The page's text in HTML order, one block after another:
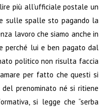
più all’ufficiale postale un
sulle spalle sto pagando la
lavoro che siamo anche in
perché lui e ben pagato dal
politico non risulta faccia
per fatto che questi si
prenominato né si ritiene
si legge che “serba